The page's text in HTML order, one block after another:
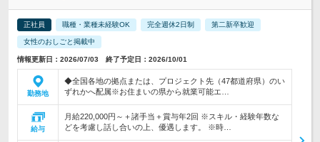
正社員 職種・業種未経験OK 完全週休2日制 第二新卒歓迎
女性のおしごと掲載中
情報更新日：2026/07/03 終了予定日：2026/10/01
勤務地
◆全国各地の拠点または、プロジェクト先（47都道府県）のい
ずれかへ配属※お住まいの県から就業可能エ…
給与
月給220,000円～＋諸手当＋賞与年2回 ※スキル・経験年数な
どを考慮し話し合いの上、優遇します。 ※時…